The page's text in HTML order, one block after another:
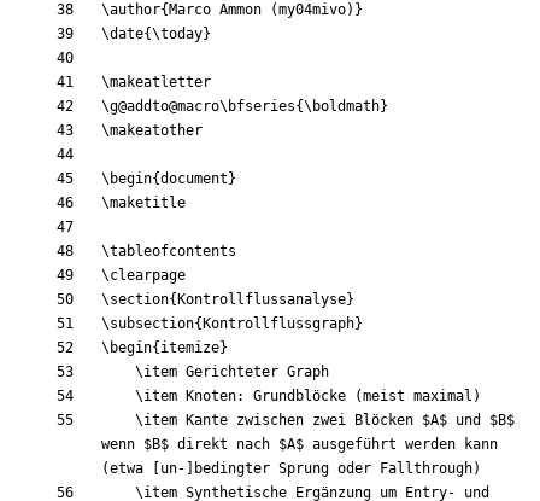
\author{ Marco Ammon (my04mivo) }
\date{\today}
\makeatletter
\g@addto@macro\bfseries{\boldmath}
\makeatother
\begin{document }
\maketitle
\tableofcontents
\clearpage
\section{ Kontrollflussanalyse}
\subsection{ Kontrollflussgraph}
\begin{ itemize}
\item
\item
\item Kante zwischen zwei Blöcken $A$ und $B$
wenn $B$ direkt nach $A$ ausgeführt werden kann
\item Synthetische Ergänzung um Entry- und